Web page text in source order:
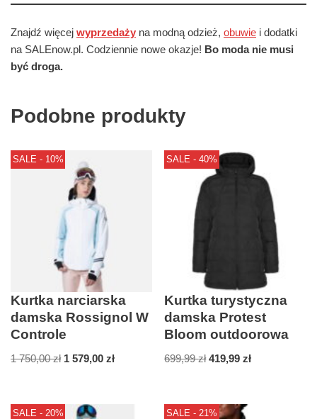
Znajdź więcej wyprzedaży na modną odzież, obuwie i dodatki
na SALEnow.pl. Codziennie nowe okazje! Bo moda nie musi
być droga.
Podobne produkty
SALE - 10%
Kurtka narciarska
damska Rossignol W
Controle
1 750,00zł 1 579,00 zł
SALE - 40%
Kurtka turystyczna
damska Protest
Bloom outdoorowa
699,99zł 419,99zł
SALE - 20% SALE - 21%